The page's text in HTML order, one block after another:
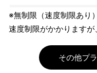
※無制限（速度制限あり
速度制限がかかりますが
その他プ